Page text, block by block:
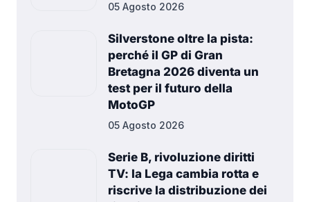
05 Agosto 2026
Silverstone oltre la pista:
perché il GP di Gran
Bretagna 2026 diventa un
test per il futuro della
MotoGP
05 Agosto 2026
Serie B, rivoluzione diritti
TV: la Lega cambia rotta e
riscrive la distribuzione dei